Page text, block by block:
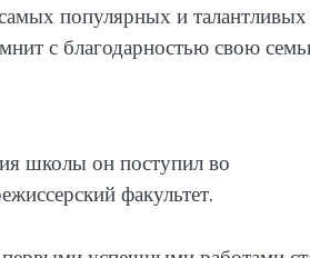
популярных и талантливых
с благодарностью свою
школы он поступил во
факультет.